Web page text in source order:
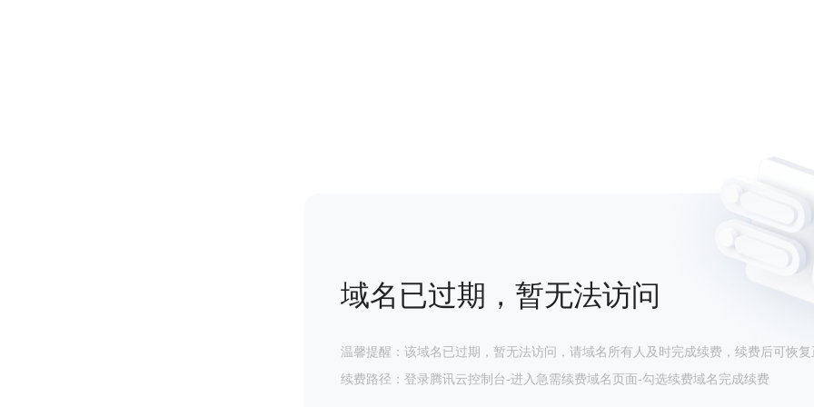
域名已过期，暂无法访问
温馨提醒：该域名已过期，暂无法访问，请域名所有人及时完成续费，续费后可恢复
续费路径：登录腾讯云控制台-进入急需续费域名页面-勾选续费域名完成续费